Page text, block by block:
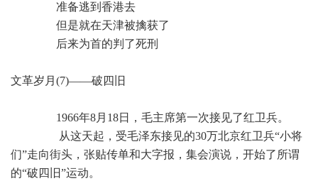
准备逃到香港去
但是就在天津被擒获了
后来为首的判了死刑
文革岁月(7)——破四旧
1966年8月18日，毛主席第一次接见了红卫兵。
从这天起，受毛泽东接见的30万北京红卫兵“小将
们”走向街头，张贴传单和大字报，集会演说，开始了所谓
的“破四旧”运动。